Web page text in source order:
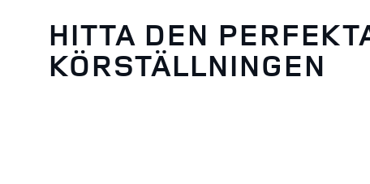
HITTA DEN
KÖRSTÄLLNINGEN